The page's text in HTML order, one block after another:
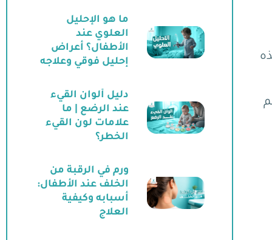
ما هو الإحليل
العلوي عند
الأطفال؟ أعراض
إحليل فوقي وعلاجه
دليل ألوان القيء
عند الرضع | ما
علامات لون القيء
الخطر؟
ورم في الرقبة من
الخلف عند الأطفال:
أسبابه وكيفية
العلاج